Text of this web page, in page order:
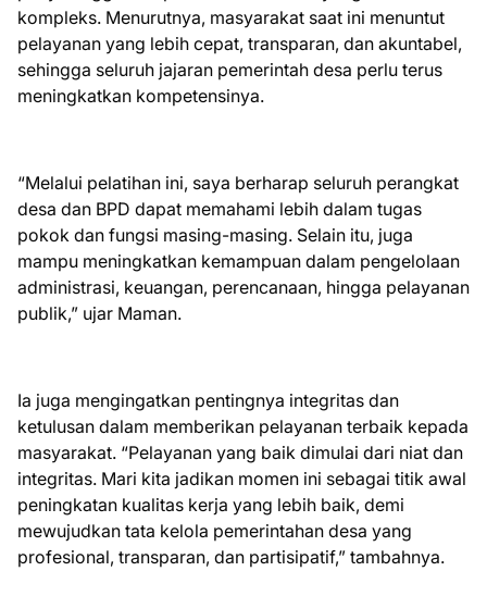
kompleks. Menurutnya, masyarakat saat ini menuntut
pelayanan yang lebih cepat, transparan, dan akuntabel,
sehingga seluruh jajaran pemerintah desa perlu terus
meningkatkan kompetensinya.
“Melalui pelatihan ini, saya berharap seluruh perangkat
desa dan BPD dapat memahami lebih dalam tugas
pokok dan fungsi masing-masing. Selain itu, juga
mampu meningkatkan kemampuan dalam pengelolaan
administrasi, keuangan, perencanaan, hingga pelayanan
publik,” ujar Maman.
Ia juga mengingatkan pentingnya integritas dan
ketulusan dalam memberikan pelayanan terbaik kepada
masyarakat. “Pelayanan yang baik dimulai dari niat dan
integritas. Mari kita jadikan momen ini sebagai titik awal
peningkatan kualitas kerja yang lebih baik, demi
mewujudkan tata kelola pemerintahan desa yang
profesional, transparan, dan partisipatif,” tambahnya.